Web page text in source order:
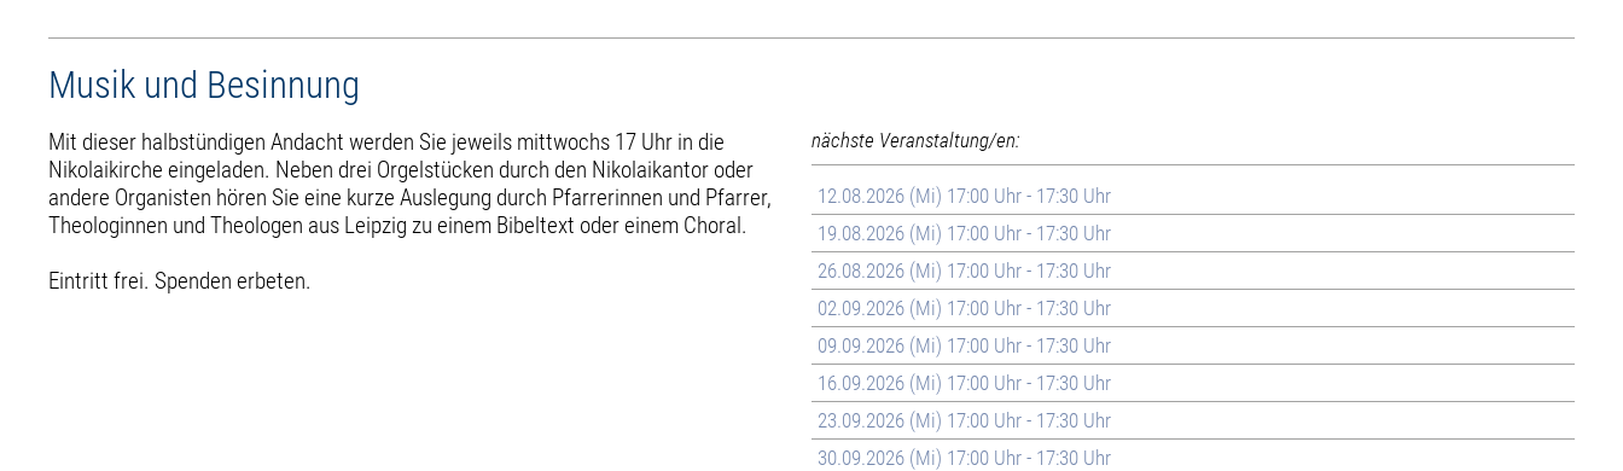
Musik und Besinnung
Mit dieser halbstündigen Andacht werden Sie jeweils mittwochs 17 Uhr in die
Nikolaikirche eingeladen. Neben drei Orgelstücken durch den Nikolaikantor oder
andere Organisten hören Sie eine kurze Auslegung durch Pfarrerinnen und Pfarrer,
Theologinnen und Theologen aus Leipzig zu einem Bibeltext oder einem Choral.
Eintritt frei. Spenden erbeten.
nächste Veranstaltung/en:
12.08.2026 (Mi) 17:00 Uhr - 17:30 Uhr
19.08.2026 (Mi) 17:00 Uhr - 17:30 Uhr
26.08.2026 (Mi) 17:00 Uhr - 17:30 Uhr
02.09.2026 (Mi) 17:00 Uhr - 17:30 Uhr
09.09.2026 (Mi) 17:00 Uhr - 17:30 Uhr
16.09.2026 (Mi) 17:00 Uhr - 17:30 Uhr
23.09.2026 (Mi) 17:00 Uhr - 17:30 Uhr
30.09.2026 (Mi) 17:00 Uhr - 17:30 Uhr